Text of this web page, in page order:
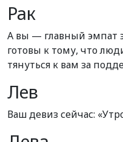
Рак
А вы — главный эмпат
готовы к тому, что
тянуться к вам за
Лев
Ваш девиз сейчас: